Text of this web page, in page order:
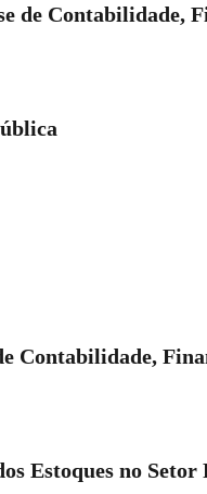
de Contabilidade,
Contabilidade,
Estoques no Setor